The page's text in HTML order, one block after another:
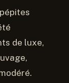
de luxe,